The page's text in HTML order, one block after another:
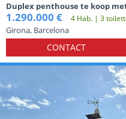
Duplex penthouse te koop
l'Eixample, Barcelona
1.290.000 € 4 Hab. | 3
Girona, Barcelona
CONTACT